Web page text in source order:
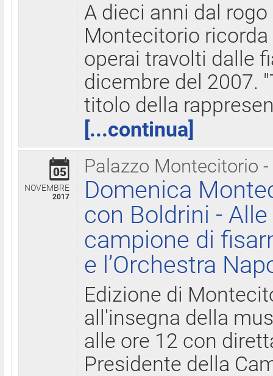
A dieci anni dal
Montecitorio
operai travolti dalle
dicembre del 2007.
titolo della
[...continua]
Palazzo Montecitorio
05
NOVEMBRE
2017
Domenica
con Boldrini -
campione di
e l’Orchestra
Edizione di
all'insegna della
alle ore 12 con
Presidente della